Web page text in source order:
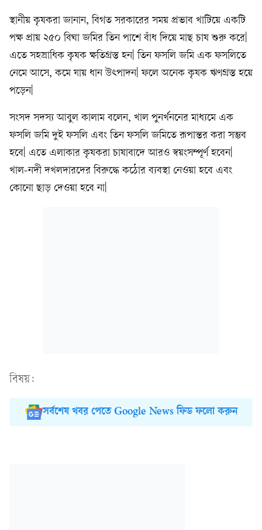
স্থানীয় কৃষকরা জানান, বিগত সরকারের সময় প্রভাব খাটিয়ে একটি
পক্ষ প্রায় ২৫০ বিঘা জমির তিন পাশে বাঁধ দিয়ে মাছ চাষ শুরু করে|
এতে সহস্রাধিক কৃষক ক্ষতিগ্রস্ত হন| তিন ফসলি জমি এক ফসলিতে
নেমে আসে, কমে যায় ধান উৎপাদন| ফলে অনেক কৃষক ঋণগ্রস্ত হয়ে
পড়েন|
সংসদ সদস্য আবুল কালাম বলেন, খাল পুনর্খননের মাধ্যমে এক
ফসলি জমি দুই ফসলি এবং তিন ফসলি জমিতে রূপান্তর করা সম্ভব
হবে| এতে এলাকার কৃষকরা চাষাবাদে আরও স্বয়ংসম্পূর্ণ হবেন|
খাল-নদী দখলদারদের বিরুদ্ধে কঠোর ব্যবস্থা নেওয়া হবে এবং
কোনো ছাড় দেওয়া হবে না|
বিষয়:
সর্বশেষ খবর পেতে Google News ফিড ফলো করুন